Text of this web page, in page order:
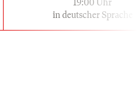
19:00 Uhr
in deutscher Sprache